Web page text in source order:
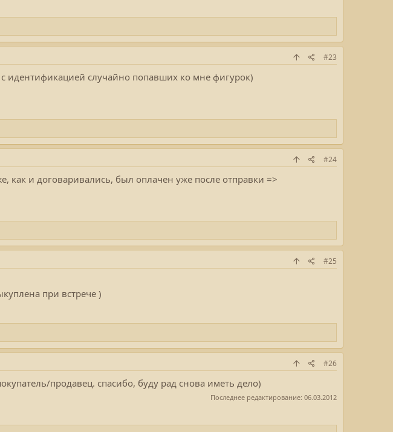
#23
идентификацией случайно попавших ко мне фигурок)
#24
и договаривались, был оплачен уже после отправки =>
#25
при встрече )
#26
продавец. спасибо, буду рад снова иметь дело)
Последнее редактирование: 06.03.2012